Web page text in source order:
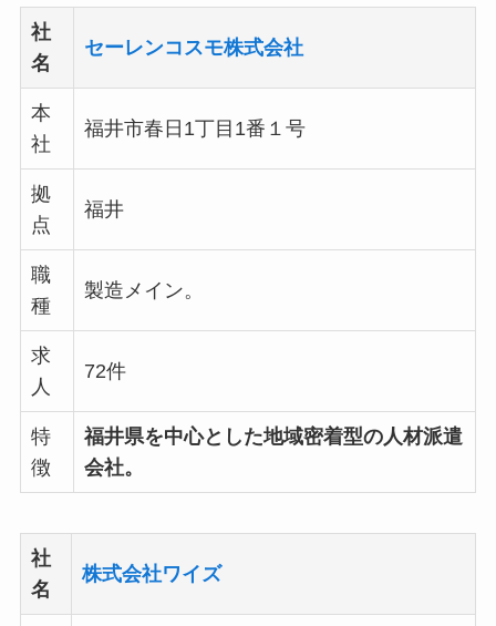
社
名
セーレンコスモ株式会社
本
社
福井市春日1丁目1番１号
拠
点
福井
職
種
製造メイン。
求
人
72件
特
徴
福井県を中心とした地域密着型の人材派遣
会社。
社
名
株式会社ワイズ